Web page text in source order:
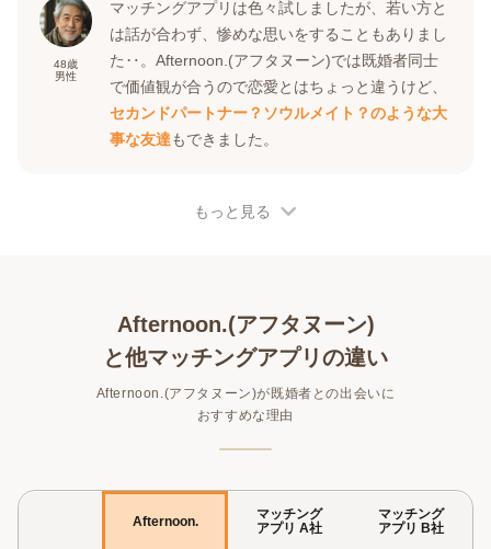
48歳
男性
マッチングアプリは色々試しましたが、若い方と
は話が合わず、惨めな思いをすることもありまし
た‥。Afternoon.(アフタヌーン)では既婚者同士
で価値観が合うので恋愛とはちょっと違うけど、
セカンドパートナー？ソウルメイト？のような大
事な友達もできました。
もっと見る
Afternoon.(アフタヌーン)
と他マッチングアプリの違い
Afternoon.(アフタヌーン)が既婚者との出会いに
おすすめな理由
Afternoon.
マッチング
アプリ A社
マッチング
アプリ B社